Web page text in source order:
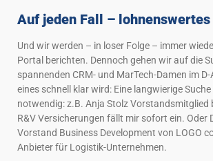
Auf jeden Fall –
Und wir werden – in loser Folge – immer
Portal berichten. Dennoch gehen wir auf die
spannenden CRM- und MarTech-Damen im
eines schnell klar wird: Eine langwierige
notwendig: z.B. Anja Stolz Vorstandsmitglied
R&V Versicherungen fällt mir sofort ein. Oder
Vorstand Business Development von LOGO
Anbieter für Logistik-Unternehmen.